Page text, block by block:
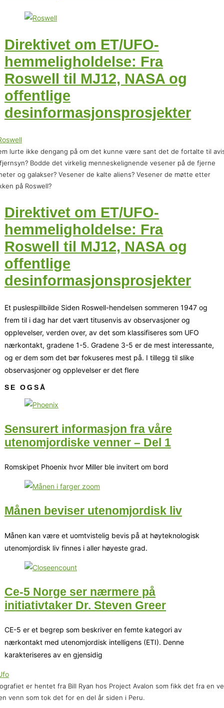
Direktivet om ET/UFO-
hemmeligholdelse: Fra
Roswell til MJ12, NASA og
offentlige
desinformasjonsprosjekter
lurte ikke dengang på om det kunne være sant det de fortalte til
Bodde det virkelig menneskelignende vesener på de fjerne
og galakser? Vesener de kalte aliens? Vesener de møtte etter
på Roswell?
Direktivet om ET/UFO-
hemmeligholdelse: Fra
Roswell til MJ12, NASA og
offentlige
desinformasjonsprosjekter
Et puslespillbilde Siden Roswell-hendelsen sommeren 1947 og
frem til i dag har det vært titusenvis av observasjoner og
opplevelser, verden over, av det som klassifiseres som UFO
nærkontakt, gradene 1-5. Gradene 3-5 er de mest interessante,
og er dem som det bør fokuseres mest på. I tillegg til slike
observasjoner og opplevelser er det flere
SE OGSÅ
Sensurert informasjon fra våre
utenomjordiske venner – Del 1
Romskipet Phoenix hvor Miller ble invitert om bord
Månen beviser utenomjordisk liv
Månen kan være et uomtvistelig bevis på at høyteknologisk
utenomjordisk liv finnes i aller høyeste grad.
Ce-5 Norge ser nærmere på
initiativtaker Dr. Steven Greer
CE-5 er et begrep som beskriver en femte kategori av
nærkontakt med utenomjordisk intelligens (ETI). Denne
karakteriseres av en gjensidig
er hentet fra Bill Ryan hos Project Avalon som fikk det fra en
venn som tok det for en del år siden i Peru.